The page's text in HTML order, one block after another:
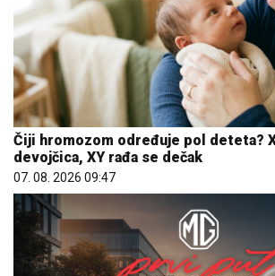
Čiji hromozom određuje pol deteta?
devojčica, XY rađa se dečak
07. 08. 2026 09:47